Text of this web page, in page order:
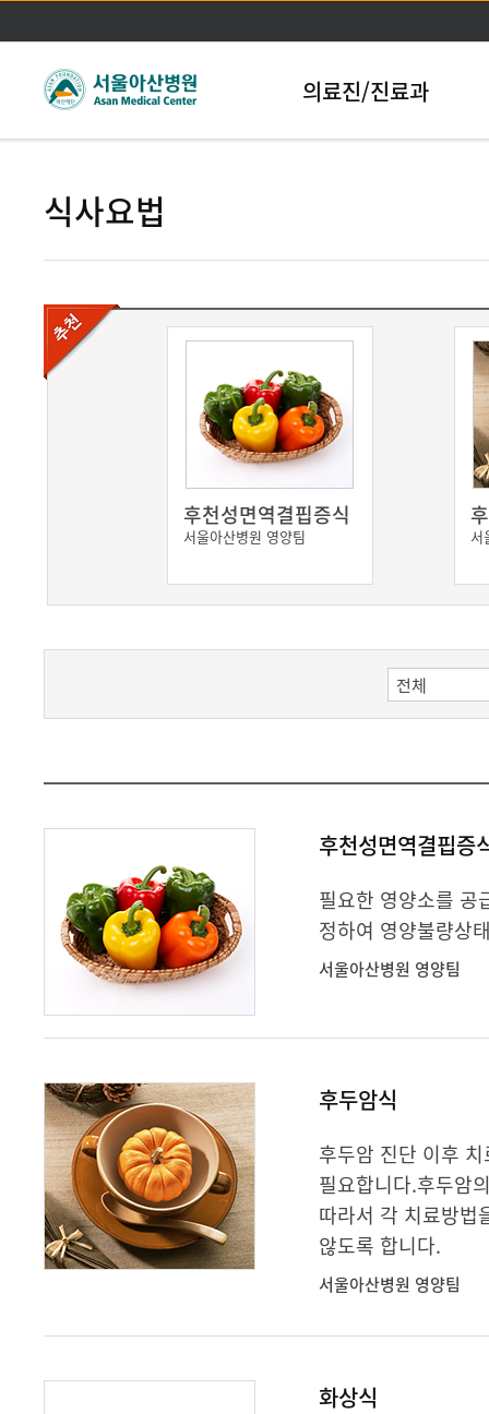
본문바로가기
의료진/진료과
식사요법
후천성면역결핍증식
서울아산병원 영양팀 서
후천성면역결핍증
필요한 영양소를 공
정하여 영양불량상
서울아산병원 영양팀
후두암식
후두암 진단 이후
필요합니다.후두암
따라서 각 치료방법
않도록 합니다.
서울아산병원 영양팀
화상식